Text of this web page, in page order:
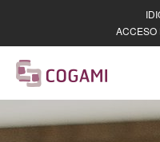
ACCESO